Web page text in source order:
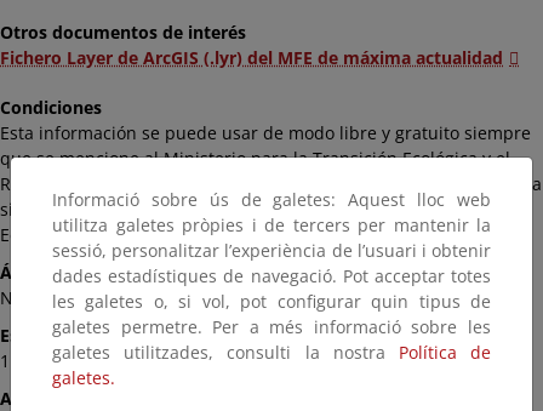
Otros documentos de interés
Fichero Layer de ArcGIS (.lyr) del MFE de máxima actualidad
Condiciones
Esta información se puede usar de modo libre y gratuito siempre
que se mencione al Ministerio para la Transición Ecológica y el
Reto Demográfico como autor y propietario de la información de la
siguiente manera: Fuente: «© Ministerio para la Transición
Ecológica y el Reto Demográfico».
Ámbito
Nacional
Escala
1:25.000
Actualización
Informació sobre ús de galetes: Aquest lloc web
utilitza galetes pròpies i de tercers per mantenir la
sessió, personalitzar l’experiència de l’usuari i obtenir
dades estadístiques de navegació. Pot acceptar totes
les galetes o, si vol, pot configurar quin tipus de
galetes permetre. Per a més informació sobre les
galetes utilitzades, consulti la nostra Política de
galetes.